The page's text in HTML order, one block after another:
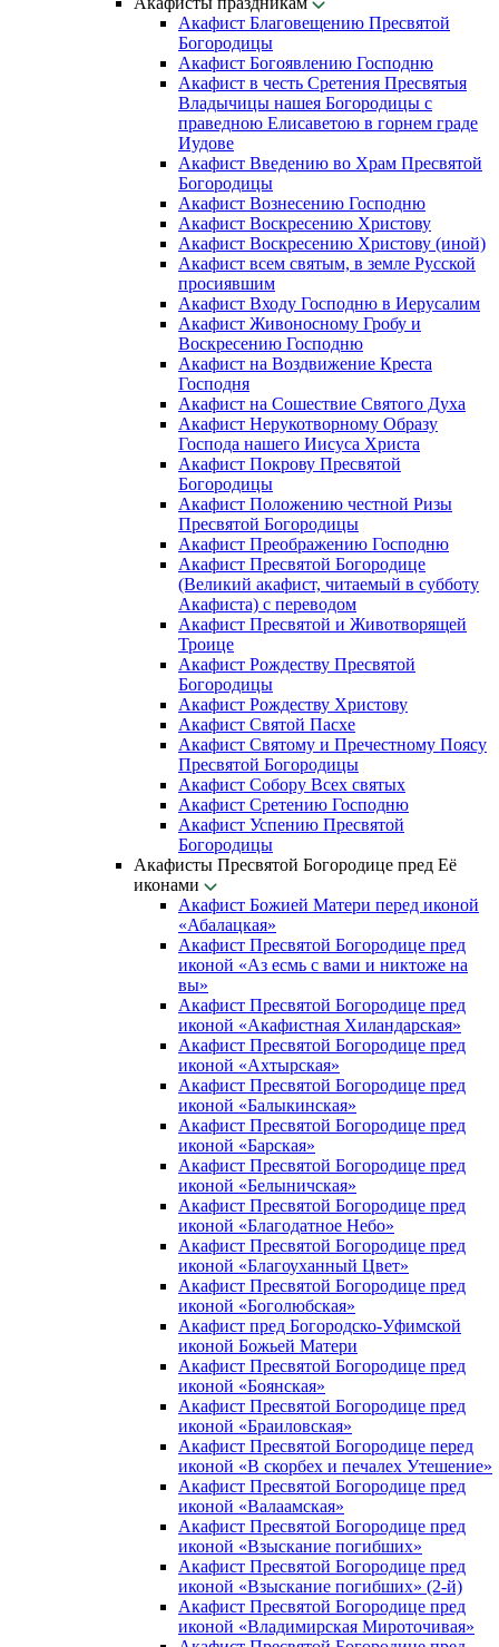
Акафист Благовещению Пресвятой
Богородицы
Акафист Богоявлению Господню
Акафист в честь Сретения Пресвятыя
Владычицы нашея Богородицы с
праведною Елисаветою в горнем граде
Иудове
Акафист Введению во Храм Пресвятой
Богородицы
Акафист Вознесению Господню
Акафист Воскресению Христову
Акафист Воскресению Христову (иной)
Акафист всем святым, в земле Русской
просиявшим
Акафист Входу Господню в Иерусалим
Акафист Живоносному Гробу и
Воскресению Господню
Акафист на Воздвижение Креста
Господня
Акафист на Сошествие Святого Духа
Акафист Нерукотворному Образу
Господа нашего Иисуса Христа
Акафист Покрову Пресвятой
Богородицы
Акафист Положению честной Ризы
Пресвятой Богородицы
Акафист Преображению Господню
Акафист Пресвятой Богородице
(Великий акафист, читаемый в субботу
Акафиста) с переводом
Акафист Пресвятой и Животворящей
Троице
Акафист Рождеству Пресвятой
Богородицы
Акафист Рождеству Христову
Акафист Святой Пасхе
Акафист Святому и Пречестному Поясу
Пресвятой Богородицы
Акафист Собору Всех святых
Акафист Сретению Господню
Акафист Успению Пресвятой
Богородицы
Акафисты Пресвятой Богородице пред Её
иконами
Акафист Божией Матери перед иконой
«Абалацкая»
Акафист Пресвятой Богородице пред
иконой «Аз есмь с вами и никтоже на
вы»
Акафист Пресвятой Богородице пред
иконой «Акафистная Хиландарская»
Акафист Пресвятой Богородице пред
иконой «Ахтырская»
Акафист Пресвятой Богородице пред
иконой «Балыкинская»
Акафист Пресвятой Богородице пред
иконой «Барская»
Акафист Пресвятой Богородице пред
иконой «Белыничская»
Акафист Пресвятой Богородице пред
иконой «Благодатное Небо»
Акафист Пресвятой Богородице пред
иконой «Благоуханный Цвет»
Акафист Пресвятой Богородице пред
иконой «Боголюбская»
Акафист пред Богородско-Уфимской
иконой Божьей Матери
Акафист Пресвятой Богородице пред
иконой «Боянская»
Акафист Пресвятой Богородице пред
иконой «Браиловская»
Акафист Пресвятой Богородице перед
иконой «В скорбех и печалех Утешение»
Акафист Пресвятой Богородице пред
иконой «Валаамская»
Акафист Пресвятой Богородице пред
иконой «Взыскание погибших»
Акафист Пресвятой Богородице пред
иконой «Взыскание погибших» (2-й)
Акафист Пресвятой Богородице пред
иконой «Владимирская Мироточивая»